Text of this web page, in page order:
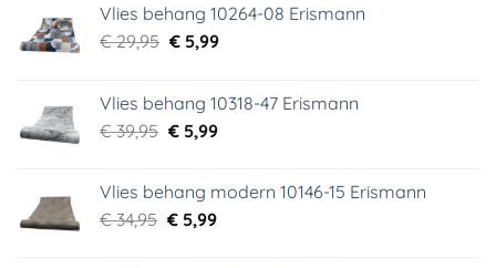
Vlies behang 10264-08 Erismann
€29,95 Oorspronkelijke
€ 29,95.
€5,99Huidige
€ 5,99.
Vlies behang 10318-47 Erismann
€39,95 Oorspronkelijke
€ 39,95.
€5,99Huidige
€ 5,99.
Vlies behang modern 10146-15 Erismann
€34,95 Oorspronkelijke
€5,99Huidige